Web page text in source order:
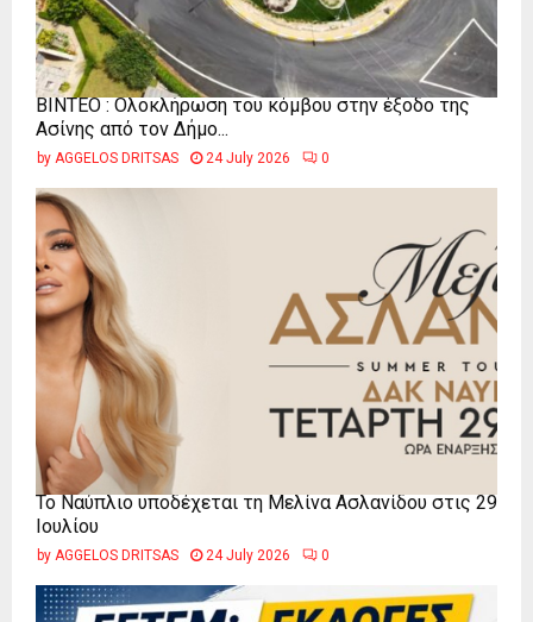
ΒΙΝΤΕΟ : Ολοκλήρωση του κόμβου στην έξοδο της
Ασίνης από τον Δήμο...
by AGGELOS DRITSAS 24 July 2026 0
Το Ναύπλιο υποδέχεται τη Μελίνα Ασλανίδου στις 29
Ιουλίου
by AGGELOS DRITSAS 24 July 2026 0